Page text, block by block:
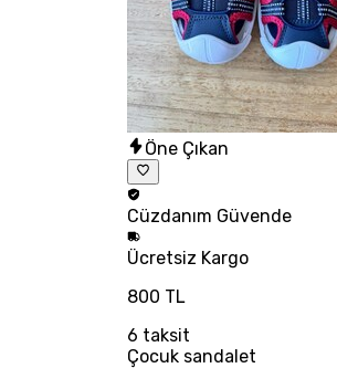
Öne Çıkan
Cüzdanım Güvende
Ücretsiz Kargo
800 TL
6 taksit
Çocuk sandalet